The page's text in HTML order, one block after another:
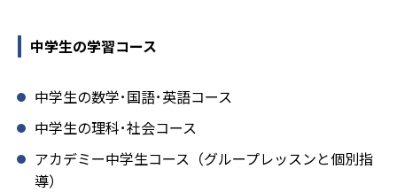
中学生の学習コース
中学生の数学･国語･英語コース
中学生の理科･社会コース
アカデミー中学生コース（グループレッスンと個別指
導）